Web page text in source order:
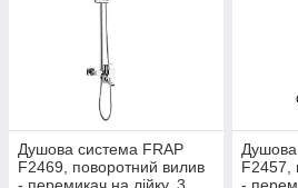
Душова система FRAP
F2469, поворотний вилив
F2457,